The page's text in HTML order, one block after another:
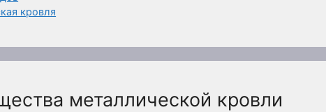
кровля
металлической кровли